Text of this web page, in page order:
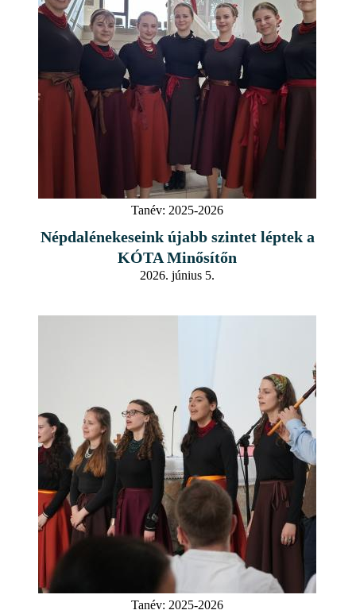
Tanév: 2025-2026
Népdalénekeseink újabb szintet léptek a
KÓTA Minősítőn
2026. június 5.
Tanév: 2025-2026